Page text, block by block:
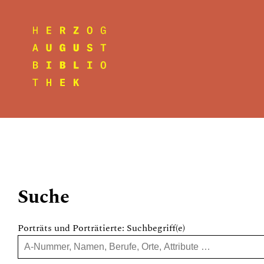
Suche
Porträts und Porträtierte: Suchbegriff(e)